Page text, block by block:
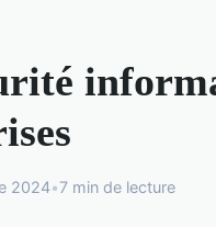
2024•7 min de lecture